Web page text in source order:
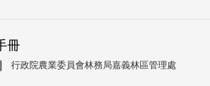
冊
行政院農業委員會林務局嘉義林區管理處